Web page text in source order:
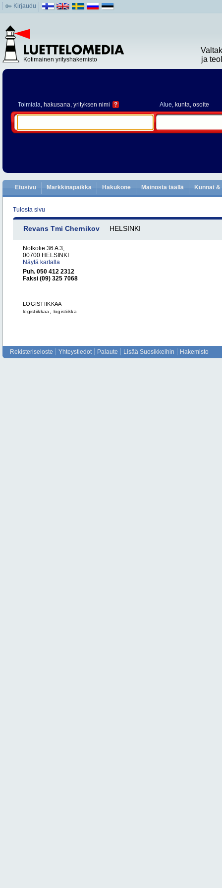
Kirjaudu
Kotimainen yrityshakemisto
ja
Toimiala, hakusana, yrityksen nimi ? Alue, kunta, osoite
Etusivu Markkinapaikka Hakukone Mainosta täällä Kunnat
Tulosta sivu
Revans Tmi Chernikov HELSINKI
Notkotie 36 A 3,
00700 HELSINKI
Näytä kartalla
Puh. 050 412 2312
Faksi (09) 325 7068
LOGISTIIKKAA
logistiikkaa logistiikka
Rekisteriseloste Yhteystiedot Palaute Lisää Suosikkeihin Hakemisto